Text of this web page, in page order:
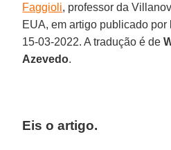
Faggioli, professor da
EUA, em artigo publicado por
15-03-2022. A tradução é de
Azevedo.
Eis o artigo.